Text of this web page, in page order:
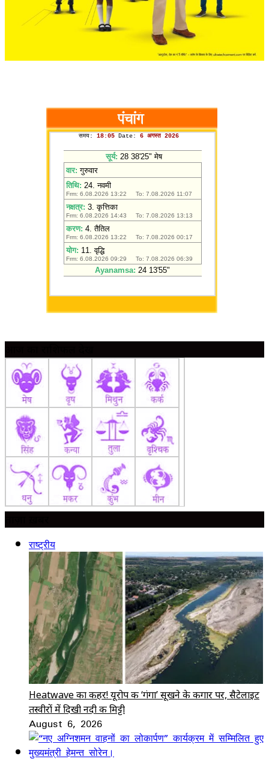
राष्ट्रीय
Heatwave का कहर! यूरोप की ‘गंगा’ सूखने के कगार पर, सैटेलाइट
तस्वीरों में दिखी नदी की मिट्टी
August 6, 2026